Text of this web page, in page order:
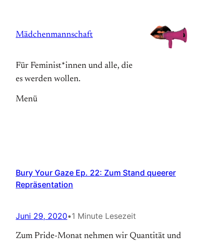
springen
Mädchenmannschaft
Für Feminist*innen und alle, die
es werden wollen.
Menü
Bury Your Gaze Ep. 22: Zum Stand queerer
Repräsentation
Juni 29, 2020•1 Minute Lesezeit
Zum Pride-Monat nehmen wir Quantität und